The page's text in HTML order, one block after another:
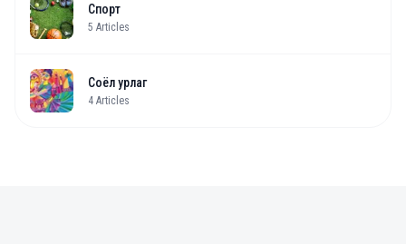
Спорт
5 Articles
Соёл урлаг
4 Articles